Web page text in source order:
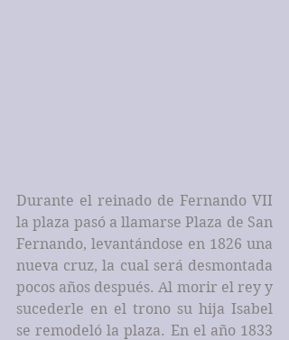
Durante el reinado de Fernando VII
la plaza pasó a llamarse Plaza de San
Fernando, levantándose en 1826 una
nueva cruz, la cual será desmontada
pocos años después. Al morir el rey y
sucederle en el trono su hija Isabel
se remodeló la plaza. En el año 1833